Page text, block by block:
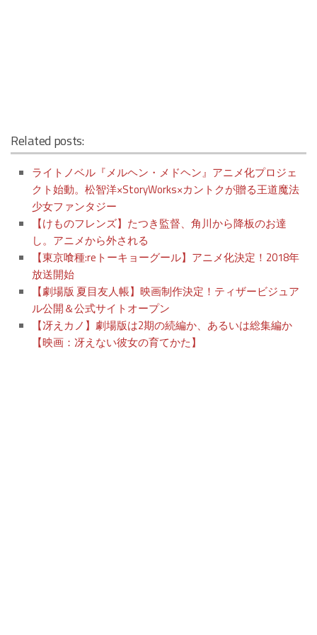
Related posts:
ライトノベル『メルヘン・メドヘン』アニメ化プロジェ
クト始動。松智洋×StoryWorks×カントクが贈る王道魔法
少女ファンタジー
【けものフレンズ】たつき監督、角川から降板のお達
し。アニメから外される
【東京喰種:reトーキョーグール】アニメ化決定！2018年
放送開始
【劇場版 夏目友人帳】映画制作決定！ティザービジュア
ル公開＆公式サイトオープン
【冴えカノ】劇場版は2期の続編か、あるいは総集編か
【映画：冴えない彼女の育てかた】